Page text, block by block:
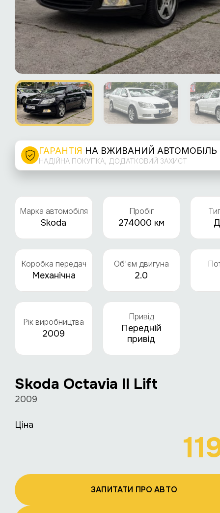
ГАРАНТІЯ НА ВЖИВАНИЙ АВТОМОБІЛЬ
НАДІЙНА ПОКУПКА, ДОДАТКОВИЙ ЗАХИСТ
Марка автомобіля
Skoda
Пробіг
274000 км
Коробка передач
Механічна
Об'єм двигуна
2.0
Рік виробництва
2009
Привід
Передній
привід
Skoda Octavia II Lift
2009
Ціна
ЗАПИТАТИ ПРО АВТО